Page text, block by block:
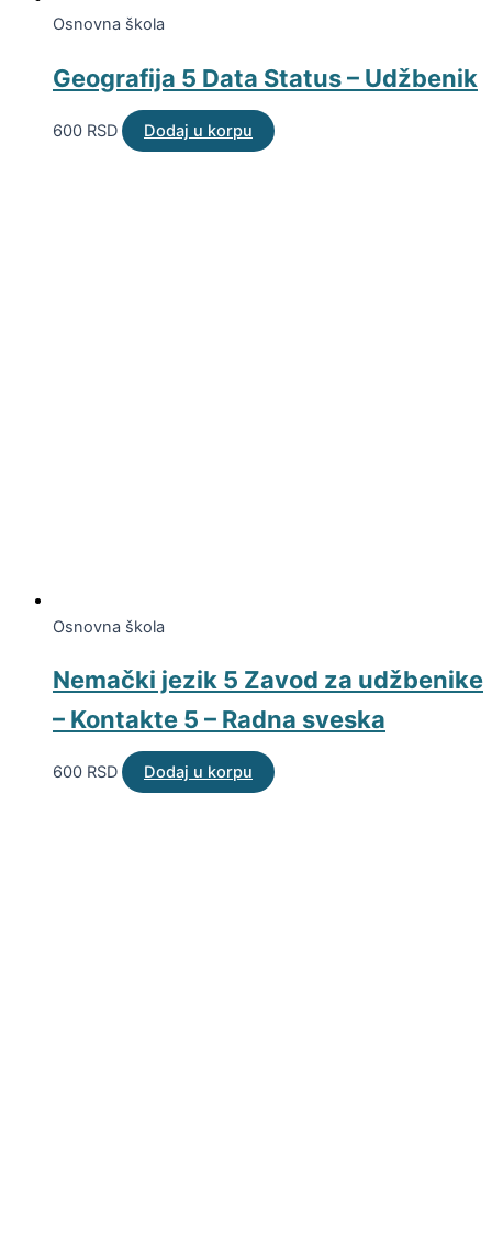
Osnovna škola
Geografija 5 Data Status – Udžbenik
600 RSD Dodaj u korpu
Osnovna škola
Nemački jezik 5 Zavod za udžbenike
– Kontakte 5 – Radna sveska
600 RSD Dodaj u korpu